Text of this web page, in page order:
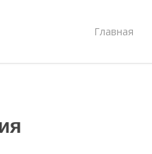
Главная